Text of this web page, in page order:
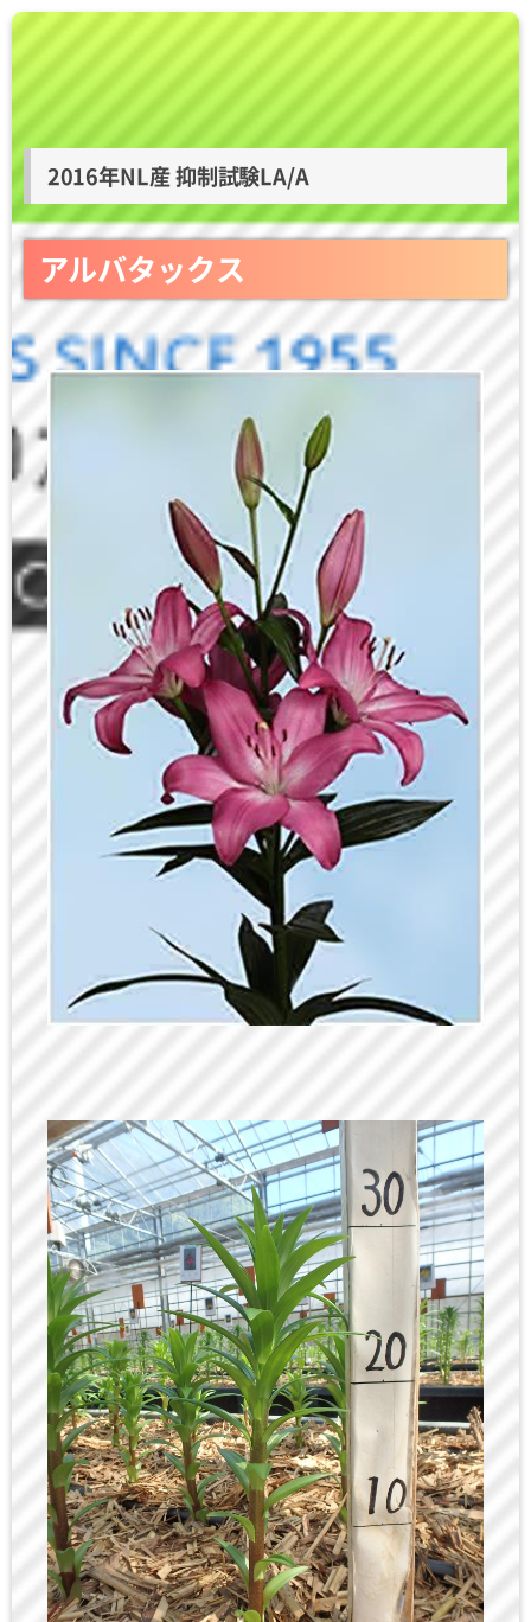
2016年NL産 抑制試験LA/A
アルバタックス